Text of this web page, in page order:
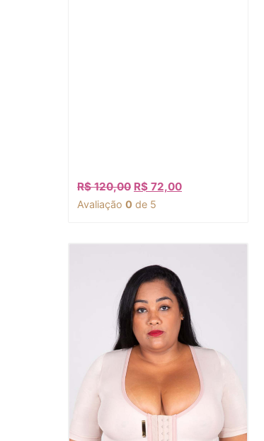
R$120,00 R$ 72,00
Avaliação 0 de 5